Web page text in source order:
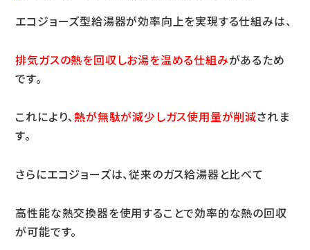
エコジョーズ型給湯器が効率向上を実現する仕組みは、
排気ガスの熱を回収しお湯を温める仕組みがあるため
です。
これにより、熱が無駄が減少しガス使用量が削減されま
す。
さらにエコジョーズは、従来のガス給湯器と比べて
高性能な熱交換器を使用することで効率的な熱の回収
が可能です。